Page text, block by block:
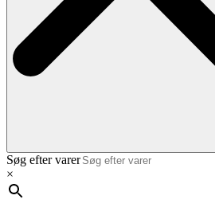
Søg efter varer
×